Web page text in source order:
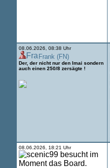
08.06.2026, 08:38 Uhr
Frank (FN)
Der, der nicht nur den Imai sondern
auch einen 250/8 zersägte !
08.06.2026, 18:21 Uhr